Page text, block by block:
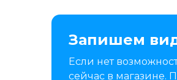
Запишем
Если нет
сейчас в магазине.